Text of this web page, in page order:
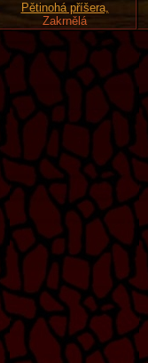
Pětinohá příšera,
Zakrnělá